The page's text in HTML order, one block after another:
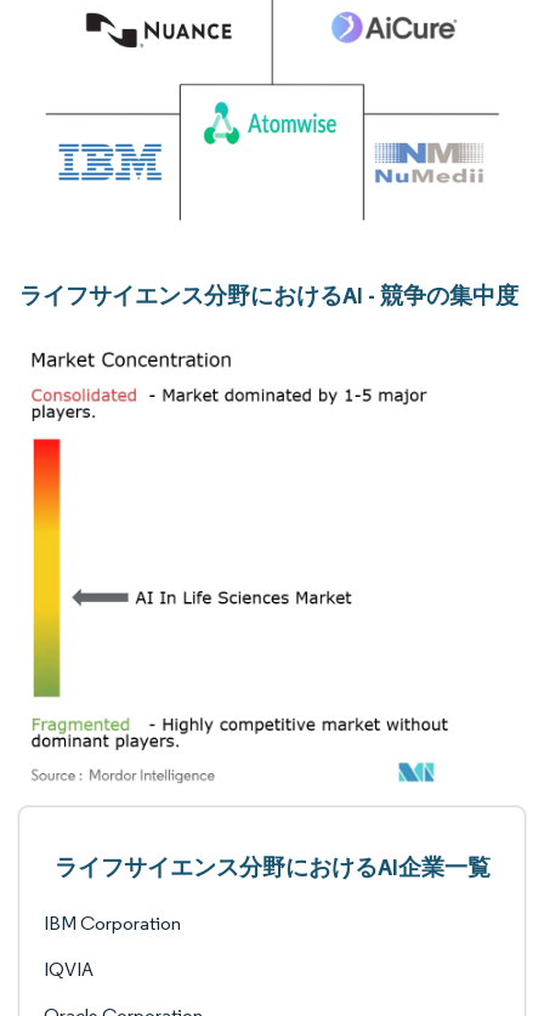
ライフサイエンス分野におけるAI - 競争の集中度
ライフサイエンス分野におけるAI企業一覧
IBM Corporation
IQVIA